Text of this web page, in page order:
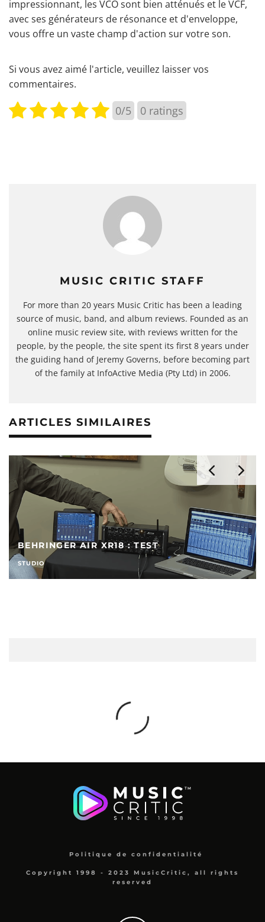
impressionnant, les VCO sont bien atténués et le VCF,
avec ses générateurs de résonance et d'enveloppe,
vous offre un vaste champ d'action sur votre son.
Si vous avez aimé l'article, veuillez laisser vos
commentaires.
0/5 0 ratings
MUSIC CRITIC STAFF
For more than 20 years Music Critic has been a leading
source of music, band, and album reviews. Founded as an
online music review site, with reviews written for the
people, by the people, the site spent its first 8 years under
the guiding hand of Jeremy Governs, before becoming part
of the family at InfoActive Media (Pty Ltd) in 2006.
ARTICLES SIMILAIRES
BEHRINGER AIR XR18 : TEST
STUDIO
Politique de confidentialité
Copyright 1998 - 2023 MusicCritic, all rights
reserved